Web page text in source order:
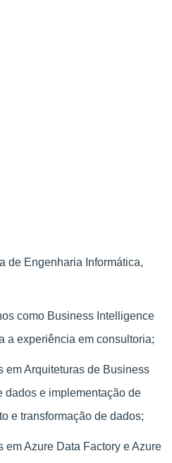
de Engenharia Informática,
como Business Intelligence
a experiência em consultoria;
em Arquiteturas de Business
dados e implementação de
e transformação de dados​;
em Azure Data Factory e Azure